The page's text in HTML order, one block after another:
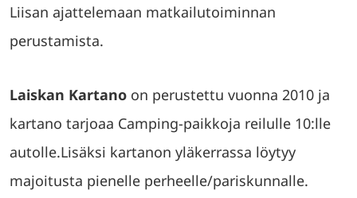
Liisan ajattelemaan matkailutoiminnan
perustamista.
Laiskan Kartano on perustettu vuonna 2010 ja
kartano tarjoaa Camping-paikkoja reilulle 10:lle
autolle.Lisäksi kartanon yläkerrassa löytyy
majoitusta pienelle perheelle/pariskunnalle.